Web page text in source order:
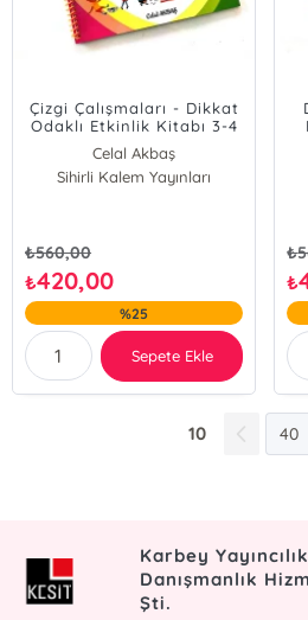
Çizgi Çalışmaları - Dikkat
Odaklı Etkinlik Kitabı 3-4
YAŞ
Celal Akbaş
Sihirli Kalem Yayınları
₺560,00
₺420,00
%25
Sepete Ekle
₺
₺
10
Karbey
Danışmanlık
Şti.